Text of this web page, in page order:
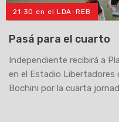
21:30 en el LDA-REB
Pasá para el cuarto
Independiente recibirá a
en el Estadio Libertadores
Bochini por la cuarta